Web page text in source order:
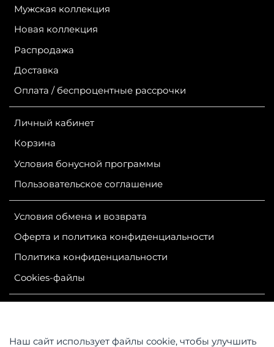
Мужская коллекция
Новая коллекция
Распродажа
Доставка
Оплата / беспроцентные рассрочки
Личный кабинет
Корзина
Условия бонусной программы
Пользовательское соглашение
Условия обмена и возврата
Оферта и политика конфиденциальности
Политика конфиденциальности
Сookies-файлы
ИНН 381100245830
Наш сайт использует файлы cookie, чтобы улучшить